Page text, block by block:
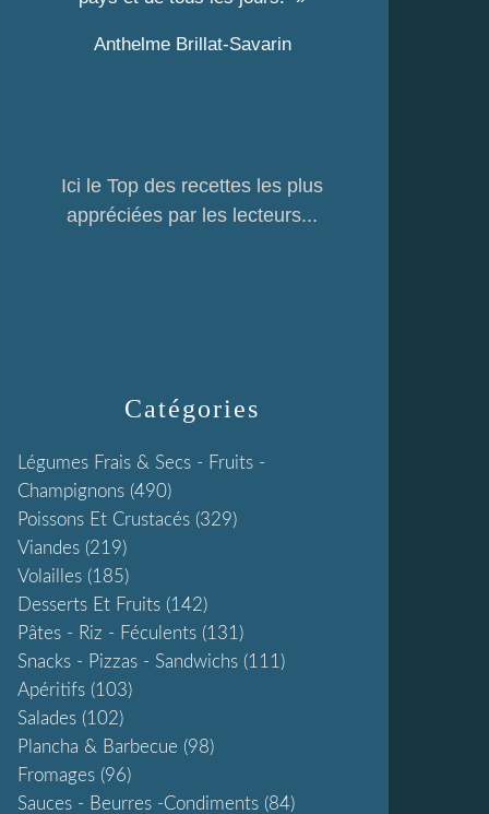
Catégories
Légumes Frais & Secs - Fruits -
Champignons (490)
Poissons Et Crustacés (329)
Viandes (219)
Volailles (185)
Desserts Et Fruits (142)
Pâtes - Riz - Féculents (131)
Snacks - Pizzas - Sandwichs (111)
Apéritifs (103)
Salades (102)
Plancha & Barbecue (98)
Fromages (96)
Sauces - Beurres -condiments (84)
Anthelme Brillat-Savarin
Ici le Top des recettes les plus
appréciées par les lecteurs...